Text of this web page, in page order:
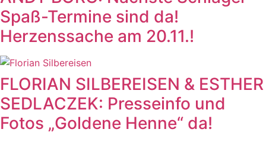
Spaß-Termine sind da!
Herzenssache am 20.11.!
FLORIAN SILBEREISEN & ESTHER
SEDLACZEK: Presseinfo und
Fotos „Goldene Henne“ da!